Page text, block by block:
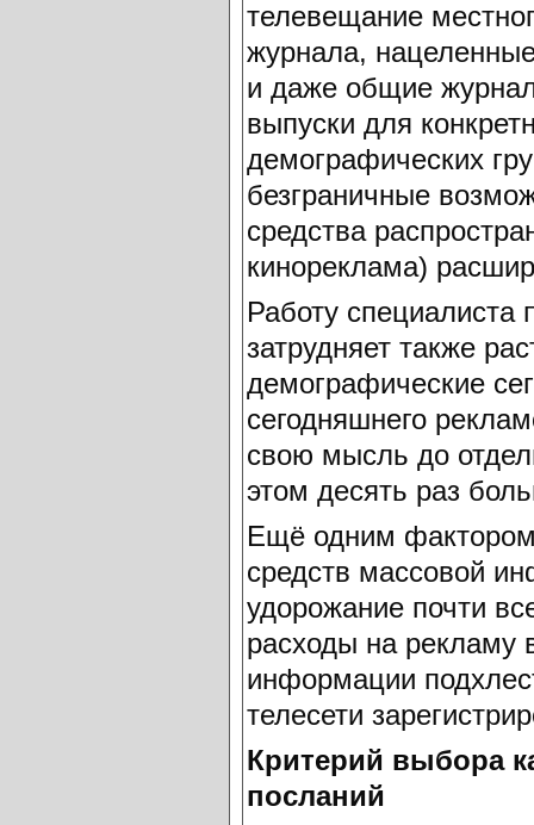
телевещание
журнала,
и даже общие
выпуски для
демографических
безграничные
средства
кинореклама)
Работу
затрудняет также
демографические
сегодняшнего
свою мысль до
этом десять раз
Ещё одним
средств массовой
удорожание почти
расходы на рекламу
информации
телесети
Критерий выбора
посланий